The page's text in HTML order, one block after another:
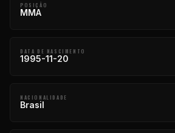
POSIÇÃO
MMA
DATA DE NASCIMENTO
1995-11-20
NACIONALIDADE
Brasil